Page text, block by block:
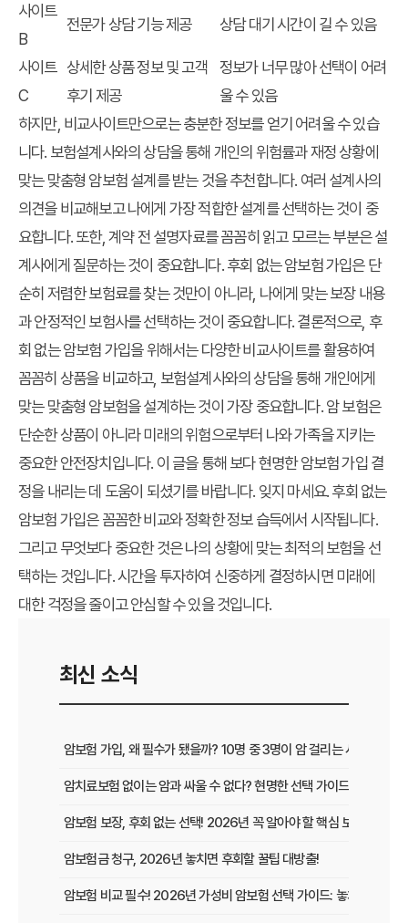
사이트
B
전문가 상담 기능 제공 상담 대기 시간이 길 수 있음
사이트
C
상세한 상품 정보 및 고객
후기 제공
정보가 너무 많아 선택이 어려
울 수 있음
하지만, 비교사이트만으로는 충분한 정보를 얻기 어려울 수 있습
니다. 보험설계사와의 상담을 통해 개인의 위험률과 재정 상황에
맞는 맞춤형 암보험 설계를 받는 것을 추천합니다. 여러 설계사의
의견을 비교해보고 나에게 가장 적합한 설계를 선택하는 것이 중
요합니다. 또한, 계약 전 설명자료를 꼼꼼히 읽고 모르는 부분은 설
계사에게 질문하는 것이 중요합니다. 후회 없는 암보험 가입은 단
순히 저렴한 보험료를 찾는 것만이 아니라, 나에게 맞는 보장 내용
과 안정적인 보험사를 선택하는 것이 중요합니다. 결론적으로, 후
회 없는 암보험 가입을 위해서는 다양한 비교사이트를 활용하여
꼼꼼히 상품을 비교하고, 보험설계사와의 상담을 통해 개인에게
맞는 맞춤형 암보험을 설계하는 것이 가장 중요합니다. 암 보험은
단순한 상품이 아니라 미래의 위험으로부터 나와 가족을 지키는
중요한 안전장치입니다. 이 글을 통해 보다 현명한 암보험 가입 결
정을 내리는 데 도움이 되셨기를 바랍니다. 잊지 마세요. 후회 없는
암보험 가입은 꼼꼼한 비교와 정확한 정보 습득에서 시작됩니다.
그리고 무엇보다 중요한 것은 나의 상황에 맞는 최적의 보험을 선
택하는 것입니다. 시간을 투자하여 신중하게 결정하시면 미래에
대한 걱정을 줄이고 안심할 수 있을 것입니다.
최신 소식
암보험 가입, 왜 필수가 됐을까? 10명 중 3명이 암 걸리는 시대, 현명
암치료보험 없이는 암과 싸울 수 없다? 현명한 선택 가이드
암보험 보장, 후회 없는 선택! 2026년 꼭 알아야 할 핵심 보장 가이드
암보험금 청구, 2026년 놓치면 후회할 꿀팁 대방출!
암보험 비교 필수! 2026년 가성비 암보험 선택 가이드: 놓치면 손해